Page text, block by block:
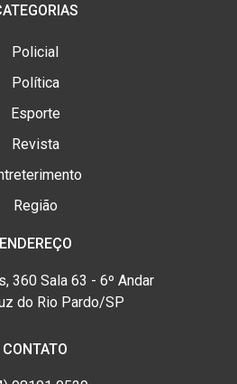
Policial
Política
Esporte
Revista
Região
ENDEREÇO
360 Sala 63 - 6º Andar
do Rio Pardo/SP
CONTATO